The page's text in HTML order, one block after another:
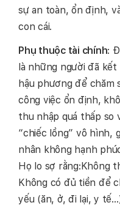
sự an toàn, ổn định,
con cái.
Phụ thuộc tài chính:
là những người đã kết
hậu phương để chăm
công việc ổn định,
thu nhập quá thấp so
“chiếc lồng” vô hình,
nhân không hạnh
Họ lo sợ rằng:Không
Không có đủ tiền để
yếu (ăn, ở, đi lại, y